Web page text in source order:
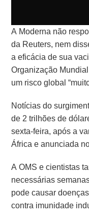
A Moderna não
da Reuters, nem
a eficácia de sua
Organização
um risco global
Notícias do
de 2 trilhões de
sexta-feira, após a
África e anunciada
A OMS e cientistas
necessárias
pode causar
contra imunidade